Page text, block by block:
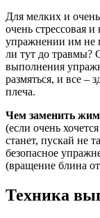
Для мелких и
очень стрессовая
упражнении им не
ли тут до травмы?
выполнения
размяться, и все –
плеча.
Чем заменить
(если очень
станет, пускай не
безопасное
(вращение блина
Техника